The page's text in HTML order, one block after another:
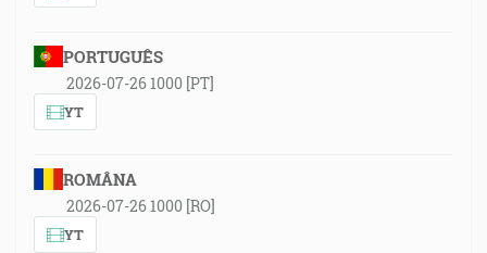
PORTUGUÊS
2026-07-26 1000 [PT]
YT
ROMÂNA
2026-07-26 1000 [RO]
YT